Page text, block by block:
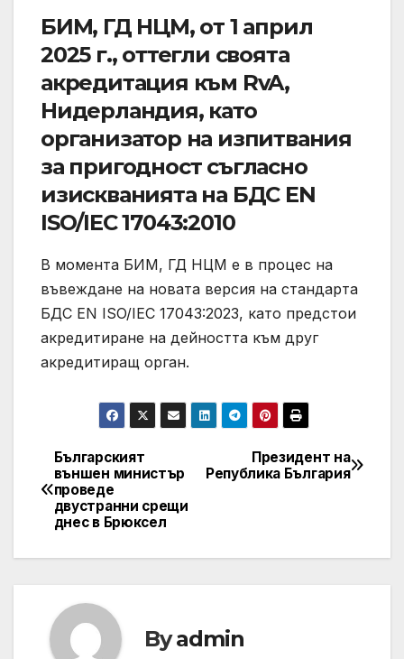
БИМ, ГД НЦМ, от 1 април
2025 г., оттегли своята
акредитация към RvA,
Нидерландия, като
организатор на изпитвания
за пригодност съгласно
изискванията на БДС EN
ISO/IEC 17043:2010
В момента БИМ, ГД НЦМ е в процес на
въвеждане на новата версия на стандарта
БДС EN ISO/IEC 17043:2023, като предстои
акредитиране на дейността към друг
акредитиращ орган.
Post
navigation
Президент на
Република България
Българският
външен министър
проведе
двустранни срещи
днес в Брюксел
Byadmin